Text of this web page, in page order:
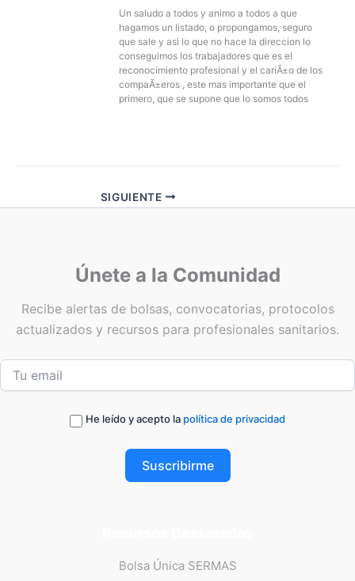
Un saludo a todos y animo a todos a que
hagamos un listado, o propongamos, seguro
que sale y asi lo que no hace la direccion lo
conseguimos los trabajadores que es el
reconocimiento profesional y el cariÃ±o de los
compaÃ±eros , este mas importante que el
primero, que se supone que lo somos todos
SIGUIENTE
Únete a la Comunidad
Recibe alertas de bolsas, convocatorias, protocolos
actualizados y recursos para profesionales sanitarios.
He leído y acepto la política de privacidad
Suscribirme
Bolsa Única SERMAS